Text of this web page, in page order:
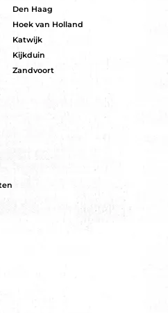
Den Haag
Hoek van Holland
Katwijk
Kijkduin
Zandvoort